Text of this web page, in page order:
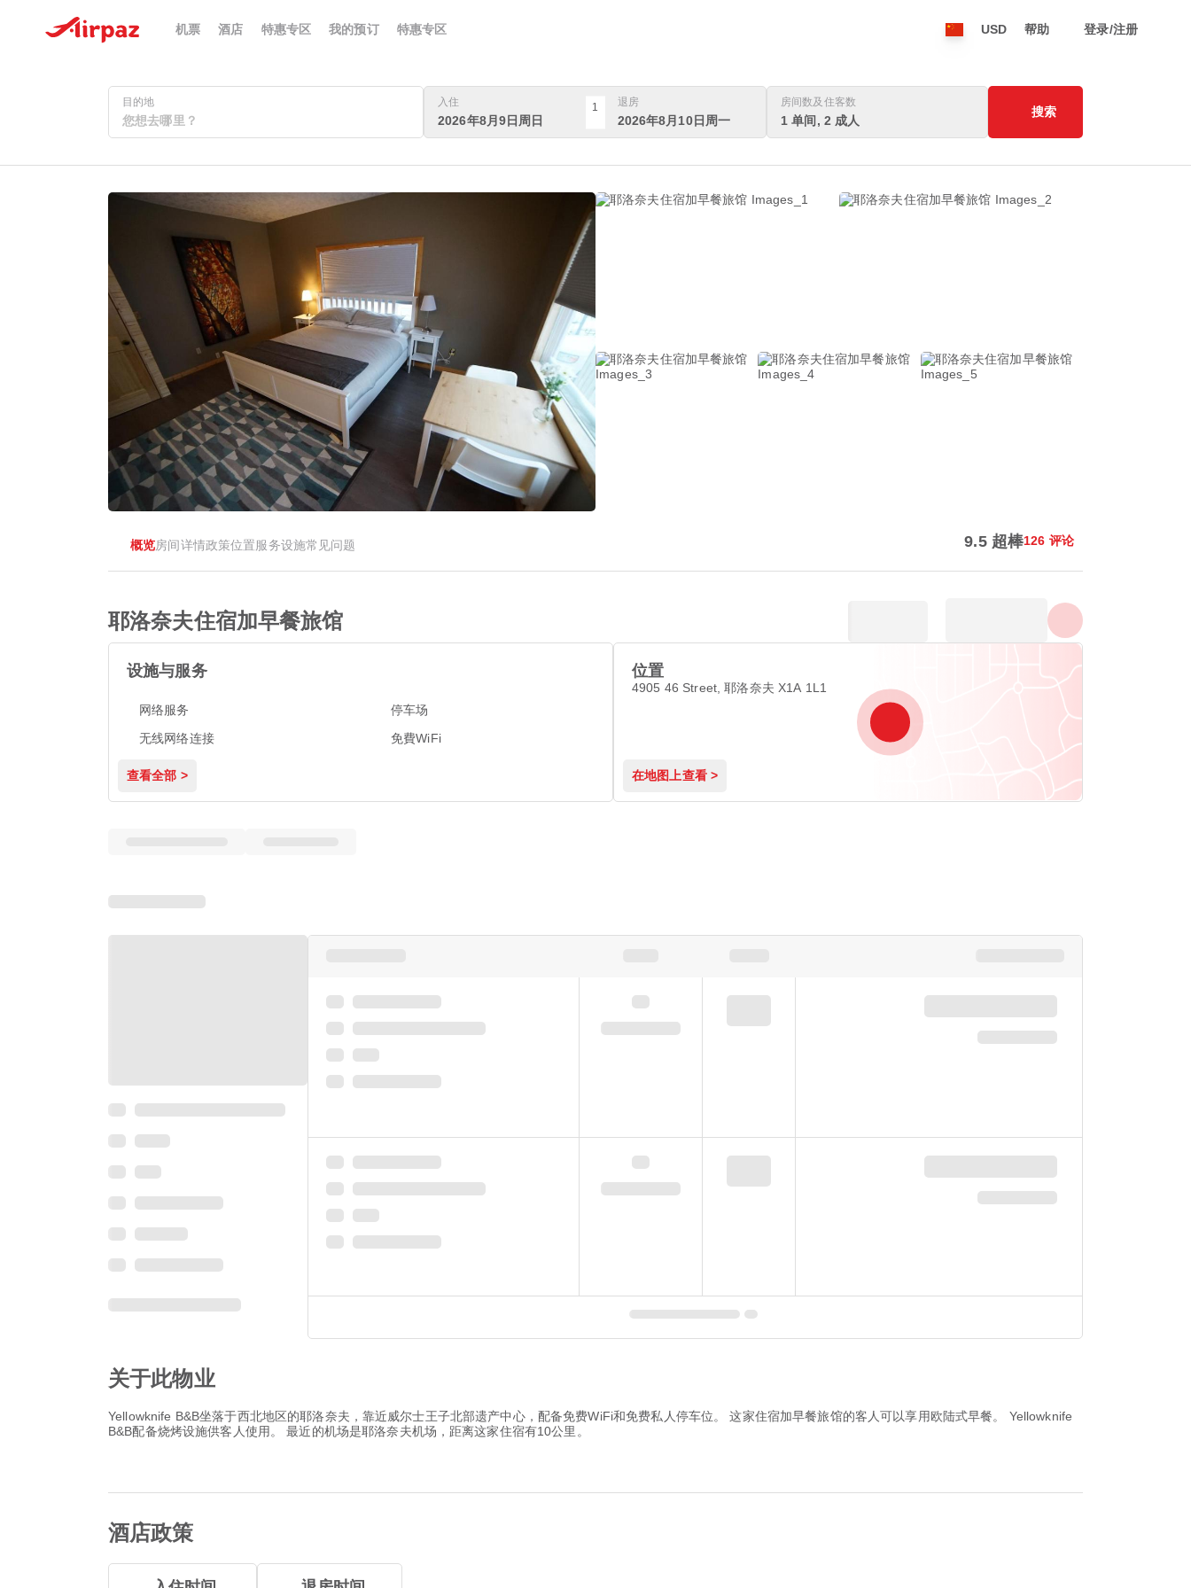
机票 酒店 特惠专区 我的预订 特惠专区 USD 帮助 登录/注册
目的地 入住
2026年8月9日周日
1 退房
2026年8月10日周一
房间数及住客数
1 单间, 2 成人
搜索
概览房间详情政策位置服务设施常见问题 9.5 超棒126 评论
耶洛奈夫住宿加早餐旅馆
设施与服务
网络服务
停车场
无线网络连接
免費WiFi
查看全部 >
位置
4905 46 Street, 耶洛奈夫 X1A 1L1
在地图上查看 >
关于此物业
Yellowknife B&B坐落于西北地区的耶洛奈夫，靠近威尔士王子北部遗产中心，配备免费WiFi和免费私人停车位。 这家住宿加早餐旅馆的客人可以享用欧陆式早餐。 Yellowknife
B&B配备烧烤设施供客人使用。 最近的机场是耶洛奈夫机场，距离这家住宿有10公里。
酒店政策